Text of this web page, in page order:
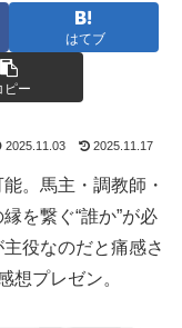
はてブ
ピー
2025.11.03 2025.11.17
。馬主・調教師・
繋ぐ“誰か”が必
役なのだと痛感さ
想プレゼン。